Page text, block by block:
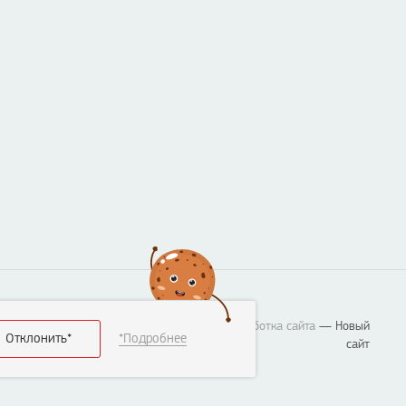
Разработка сайта — Новый
сайт
Отклонить* *Подробнее